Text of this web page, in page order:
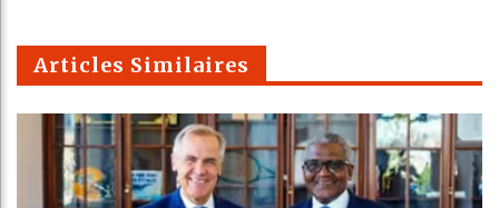
m
Articles Similaires